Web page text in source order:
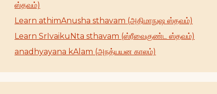
ஸ்தவம்)
Learn athimAnusha sthavam (அதிமாநுஷ ஸ்தவம்)
Learn SrIvaikuNta sthavam (ஸ்ரீவைகுண்ட ஸ்தவம்)
anadhyayana kAlam (அநத்யயன காலம்)